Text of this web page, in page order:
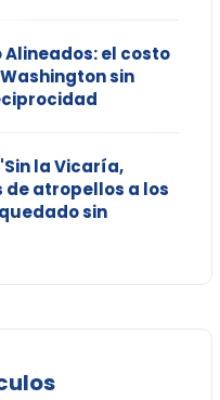
Alineados: el costo
sin
la Vicaría,
de atropellos a los
sin